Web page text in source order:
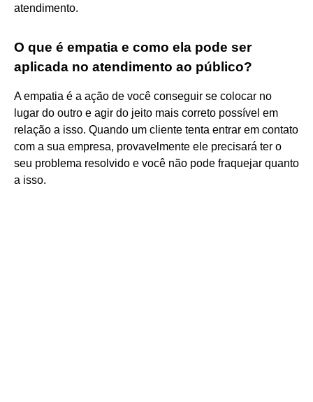
atendimento.
O que é empatia e como ela pode ser
aplicada no atendimento ao público?
A empatia é a ação de você conseguir se colocar no
lugar do outro e agir do jeito mais correto possível em
relação a isso. Quando um cliente tenta entrar em contato
com a sua empresa, provavelmente ele precisará ter o
seu problema resolvido e você não pode fraquejar quanto
a isso.